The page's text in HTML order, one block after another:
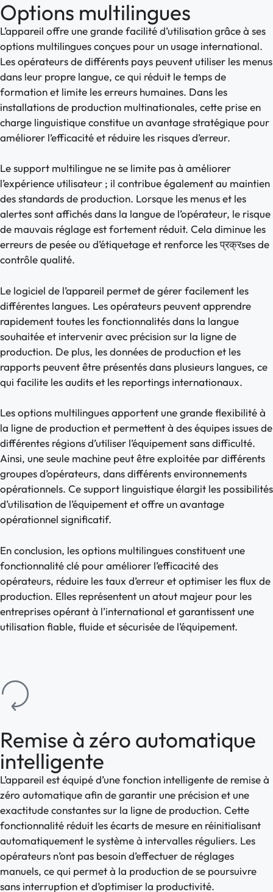
Options multilingues
L’appareil offre une grande facilité d’utilisation grâce à ses
options multilingues conçues pour un usage international.
Les opérateurs de différents pays peuvent utiliser les menus
dans leur propre langue, ce qui réduit le temps de
formation et limite les erreurs humaines. Dans les
installations de production multinationales, cette prise en
charge linguistique constitue un avantage stratégique pour
améliorer l’efficacité et réduire les risques d’erreur.
Le support multilingue ne se limite pas à améliorer
l’expérience utilisateur ; il contribue également au maintien
des standards de production. Lorsque les menus et les
alertes sont affichés dans la langue de l’opérateur, le risque
de mauvais réglage est fortement réduit. Cela diminue les
erreurs de pesée ou d’étiquetage et renforce les प्रक्रses de
contrôle qualité.
Le logiciel de l’appareil permet de gérer facilement les
différentes langues. Les opérateurs peuvent apprendre
rapidement toutes les fonctionnalités dans la langue
souhaitée et intervenir avec précision sur la ligne de
production. De plus, les données de production et les
rapports peuvent être présentés dans plusieurs langues, ce
qui facilite les audits et les reportings internationaux.
Les options multilingues apportent une grande flexibilité à
la ligne de production et permettent à des équipes issues de
différentes régions d’utiliser l’équipement sans difficulté.
Ainsi, une seule machine peut être exploitée par différents
groupes d’opérateurs, dans différents environnements
opérationnels. Ce support linguistique élargit les possibilités
d’utilisation de l’équipement et offre un avantage
opérationnel significatif.
En conclusion, les options multilingues constituent une
fonctionnalité clé pour améliorer l’efficacité des
opérateurs, réduire les taux d’erreur et optimiser les flux de
production. Elles représentent un atout majeur pour les
entreprises opérant à l’international et garantissent une
utilisation fiable, fluide et sécurisée de l’équipement.
Remise à zéro automatique
intelligente
L’appareil est équipé d’une fonction intelligente de remise à
zéro automatique afin de garantir une précision et une
exactitude constantes sur la ligne de production. Cette
fonctionnalité réduit les écarts de mesure en réinitialisant
automatiquement le système à intervalles réguliers. Les
opérateurs n’ont pas besoin d’effectuer de réglages
manuels, ce qui permet à la production de se poursuivre
sans interruption et d’optimiser la productivité.